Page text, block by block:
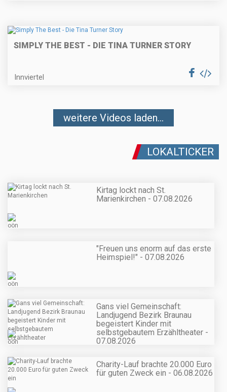
SIMPLY THE BEST - DIE TINA TURNER STORY
Innviertel
weitere Videos laden...
LOKALTICKER
Kirtag lockt nach St.
Marienkirchen - 07.08.2026
"Freuen uns enorm auf das erste
Heimspiel!" - 07.08.2026
Gans viel Gemeinschaft:
Landjugend Bezirk Braunau
begeistert Kinder mit
selbstgebautem Erzähltheater -
07.08.2026
Charity-Lauf brachte 20.000 Euro
für guten Zweck ein - 06.08.2026